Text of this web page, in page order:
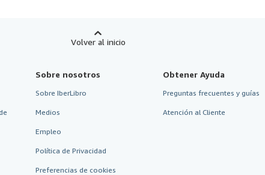
Volver al inicio
Sobre nosotros
Sobre IberLibro
Medios
Empleo
Política de Privacidad
Preferencias de cookies
Obtener Ayuda
Preguntas frecuentes y guías
Atención al Cliente